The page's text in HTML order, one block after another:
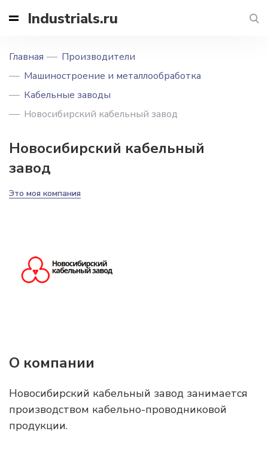
Industrials.ru
Главная
Производители
Машиностроение и металлообработка
Кабельные заводы
Новосибирский кабельный завод
Новосибирский кабельный
завод
Это моя компания
О компании
Новосибирский кабельный завод занимается
производством кабельно-проводниковой
продукции.